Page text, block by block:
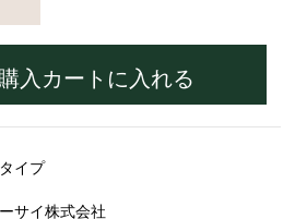
入カートに入れる
イプ
サイ株式会社